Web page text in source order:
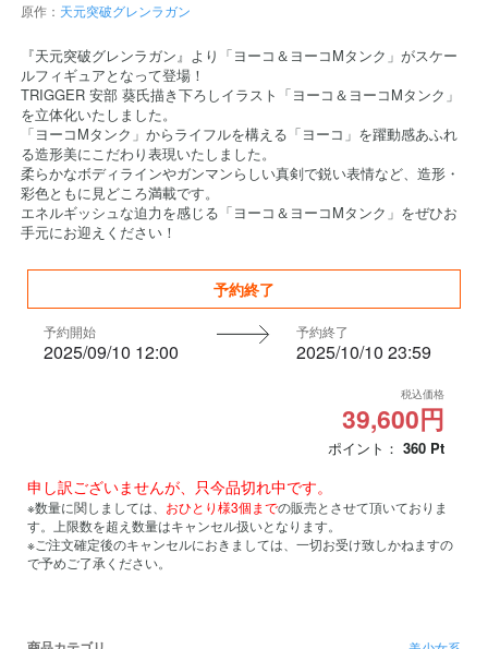
原作： 天元突破グレンラガン
『天元突破グレンラガン』より「ヨーコ＆ヨーコMタンク」がスケー
ルフィギュアとなって登場！
TRIGGER 安部 葵氏描き下ろしイラスト「ヨーコ＆ヨーコMタンク」
を立体化いたしました。
「ヨーコMタンク」からライフルを構える「ヨーコ」を躍動感あふれ
る造形美にこだわり表現いたしました。
柔らかなボディラインやガンマンらしい真剣で鋭い表情など、造形・
彩色ともに見どころ満載です。
エネルギッシュな迫力を感じる「ヨーコ＆ヨーコMタンク」をぜひお
手元にお迎えください！
予約終了
予約開始
2025/09/10 12:00
予約終了
2025/10/10 23:59
税込価格
39,600円
ポイント： 360 Pt
申し訳ございませんが、只今品切れ中です。
※数量に関しましては、 おひとり様3個までの販売とさせて頂いておりま
す。上限数を超え数量はキャンセル扱いとなります。
※ご注文確定後のキャンセルにおきましては、一切お受け致しかねますの
で予めご了承ください。